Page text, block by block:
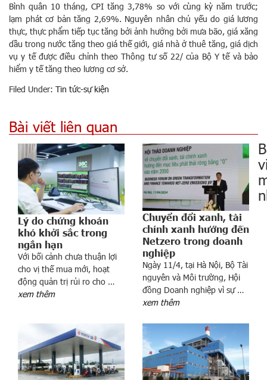
Bình quân 10 tháng, CPI tăng 3,78% so với cùng kỳ năm trước;
lạm phát cơ bản tăng 2,69%. Nguyên nhân chủ yếu do giá lương
thực, thực phẩm tiếp tục tăng bởi ảnh hưởng bởi mưa bão, giá xăng
dầu trong nước tăng theo giá thế giới, giá nhà ở thuê tăng, giá dịch
vụ y tế được điều chỉnh theo Thông tư số 22/ của Bộ Y tế và bảo
hiểm y tế tăng theo lương cơ sở.
Filed Under: Tin tức-sự kiện
Bài viết liên quan
Lý do chứng khoán
khó khởi sắc trong
ngắn hạn
Với bối cảnh chưa thuận lợi
cho vị thế mua mới, hoạt
động quản trị rủi ro cho …
xem thêm
Chuyển đổi xanh, tài
chính xanh hướng đến
Netzero trong doanh
nghiệp
Ngày 11/4, tại Hà Nội, Bộ Tài
nguyên và Môi trường, Hội
đồng Doanh nghiệp vì sự …
xem thêm